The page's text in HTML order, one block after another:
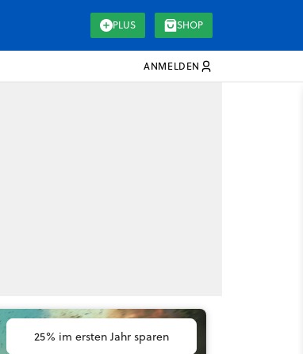
PLUS SHOP
ANMELDEN
25% im ersten Jahr sparen